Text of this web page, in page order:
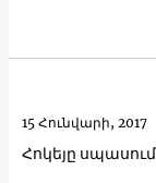
Հոկեյը սպասում
15 Հունվարի, 2017